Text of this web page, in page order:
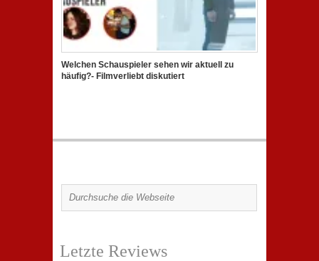
Welchen Schauspieler sehen wir aktuell zu
häufig?- Filmverliebt diskutiert
Letzte Reviews